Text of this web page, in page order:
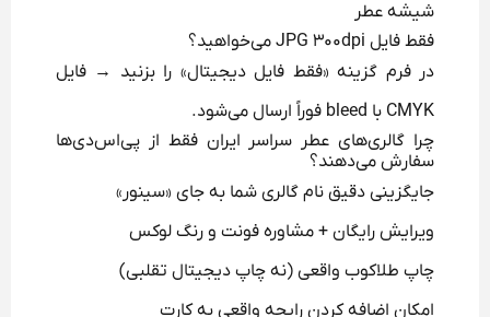
شیشه عطر
فقط فایل JPG ۳۰۰dpi می‌خواهید؟
در فرم گزینه «فقط فایل دیجیتال» را بزنید → فایل
CMYK با bleed فوراً ارسال می‌شود.
چرا گالری‌های عطر سراسر ایران فقط از پی‌اس‌دی‌ها
سفارش می‌دهند؟
جایگزینی دقیق نام گالری شما به جای «سینور»
ویرایش رایگان + مشاوره فونت و رنگ لوکس
چاپ طلاکوب واقعی (نه چاپ دیجیتال تقلبی)
امکان اضافه کردن رایحه واقعی به کارت